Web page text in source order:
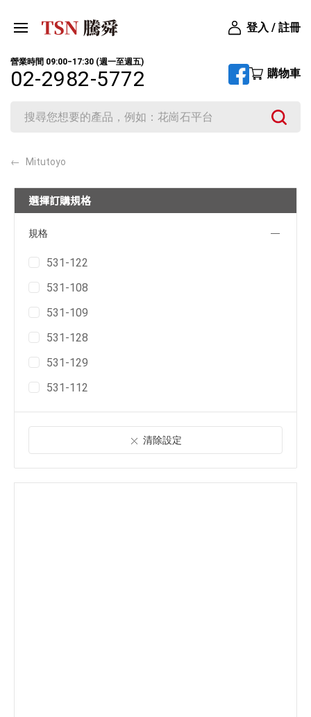
登入 / 註冊
營業時間 09:00‒17:30 (週一至週五)
02-2982-5772 購物車
Mitutoyo
選擇訂購規格
規格
531-122
531-108
531-109
531-128
531-129
531-112
清除設定